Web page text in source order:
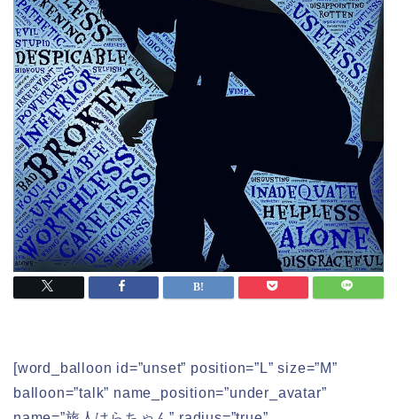
[word_balloon id=”unset” position=”L” size=”M”
balloon=”talk” name_position=”under_avatar”